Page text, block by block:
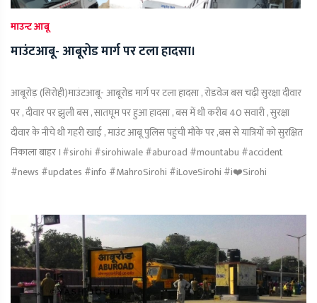
माउन्ट आबू
माउंटआबू- आबूरोड मार्ग पर टला हादसा।
आबूरोड़ (सिरोही)माउंटआबू- आबूरोड मार्ग पर टला हादसा , रोडवेज बस चढ़ी सुरक्षा दीवार
पर , दीवार पर झुली बस , सातघूम पर हुआ हादसा , बस में थी करीब 40 सवारी , सुरक्षा
दीवार के नीचे थी गहरी खाई , माउंट आबू पुलिस पहुंची मौके पर ,बस से यात्रियों को सुरक्षित
निकाला बाहर ।#sirohi #sirohiwale #aburoad #mountabu #accident
#news #updates #info #MahroSirohi #iLoveSirohi #i❤️Sirohi